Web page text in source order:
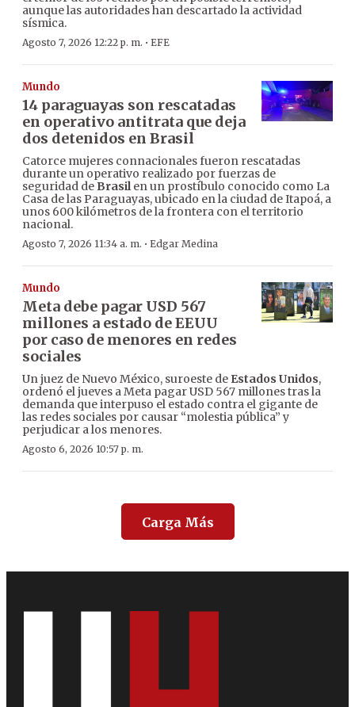
aunque las autoridades han descartado la actividad
sísmica.
Agosto 7, 2026 12:22 p. m. · EFE
Mundo
14 paraguayas son rescatadas
en operativo antitrata que deja
dos detenidos en Brasil
Catorce mujeres connacionales fueron rescatadas
durante un operativo realizado por fuerzas de
seguridad de Brasilen un prostíbulo conocido como La
Casa de las Paraguayas, ubicado en la ciudad de Itapoá, a
unos 600 kilómetros de la frontera con el territorio
nacional.
Agosto 7, 2026 11:34 a. m. · Edgar Medina
Mundo
Meta debe pagar USD 567
millones a estado de EEUU
por caso de menores en redes
sociales
Un juez de Nuevo México, suroeste de Estados Unidos,
ordenó el jueves a Meta pagar USD 567 millones tras la
demanda que interpuso el estado contra el gigante de
las redes sociales por causar “molestia pública” y
perjudicar a los menores.
Agosto 6, 2026 10:57 p. m.
Carga Más